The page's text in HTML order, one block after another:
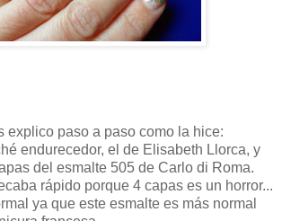
explico paso a paso como la hice:
endurecedor, el de Elisabeth Llorca, y
del esmalte 505 de Carlo di Roma.
rápido porque 4 capas es un horror...
ya que este esmalte es más normal